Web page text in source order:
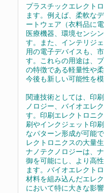
プラスチックエレクト
ます。例えば、柔軟な
ートウェア（衣料品に
医療機器、環境センシ
す。また、インテリジ
用の電子デバイスも、
す。これらの用途は、
の特徴である軽量性や
今後も新しい可能性を
関連技術としては、印
ノロジー、バイオエレ
す。印刷エレクトロニ
刷やインクジェット印
なパターン形成が可能
レクトロニクスの大量
ナノテクノロジーは、
御を可能にし、より高
ます。バイオエレクト
材料を組み込んだエレ
において特に大きな影